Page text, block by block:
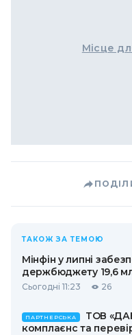
Місце
ТАКОЖ ЗА ТЕМОЮ
Мінфін у липні
держбюджету 19,6
Сьогодні 11:23 26
ПАРТНЕРСЬКА
ТОВ
комплаєнс та